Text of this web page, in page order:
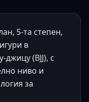
5-та степен,
в
(BJJ), с
ниво и
за